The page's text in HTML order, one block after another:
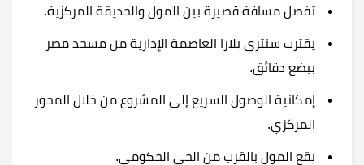
تفصل مسافة قصيرة بين المول والحديقة المركزية.
يقترب سنتري بلازا العاصمة الإدارية من مسجد مصر
ببضع دقائق.
إمكانية الوصول السريع إلى المشروع من خلال المحور
المركزي.
يقع المول بالقرب من الحي الحكومي.